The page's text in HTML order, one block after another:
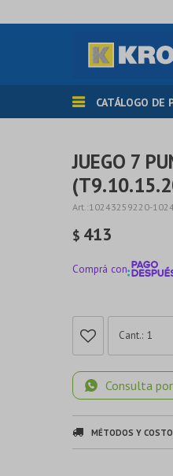
CATÁLOGO DE
JUEGO 7
10243259220-
$ 413
Comprá con
1
Consulta
MÉTODOS Y